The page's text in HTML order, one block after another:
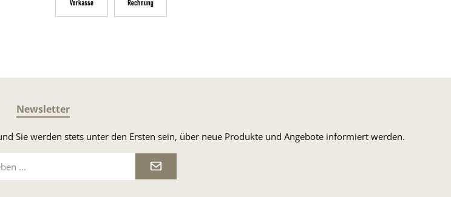
Newsletter
Sie werden stets unter den Ersten sein, über neue Produkte und Angebote informiert werden.